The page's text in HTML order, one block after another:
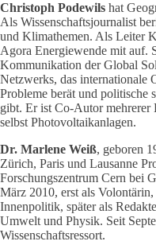
Christoph Podewils hat
Als Wissenschaftsjournalist
und Klimathemen. Als Leiter
Agora Energiewende mit auf.
Kommunikation der Global
Netzwerks, das internationale
Probleme berät und politische
gibt. Er ist Co-Autor mehrerer
selbst Photovoltaikanlagen.
Dr. Marlene Weiß, geboren
Zürich, Paris und Lausanne
Forschungszentrum Cern bei
März 2010, erst als
Innenpolitik, später als
Umwelt und Physik. Seit
Wissenschaftsressort.